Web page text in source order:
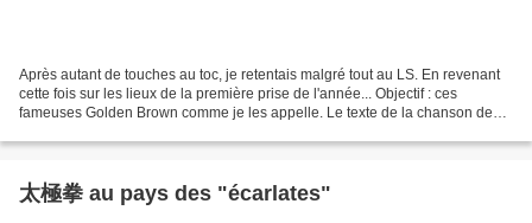
Après autant de touches au toc, je retentais malgré tout au LS. En revenant
cette fois sur les lieux de la première prise de l'année... Objectif : ces
fameuses Golden Brown comme je les appelle. Le texte de la chanson des
太極拳 au pays des "écarlates"